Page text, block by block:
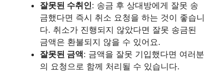
잘못된 수취인: 송금 후 상대방에게 잘못 송
금했다면 즉시 취소 요청을 하는 것이 좋습니
다. 취소가 진행되지 않았다면 잘못 송금된
금액은 환불되지 않을 수 있어요.
잘못된 금액: 금액을 잘못 기입했다면 여러분
의 요청으로 함께 처리될 수 있습니다.